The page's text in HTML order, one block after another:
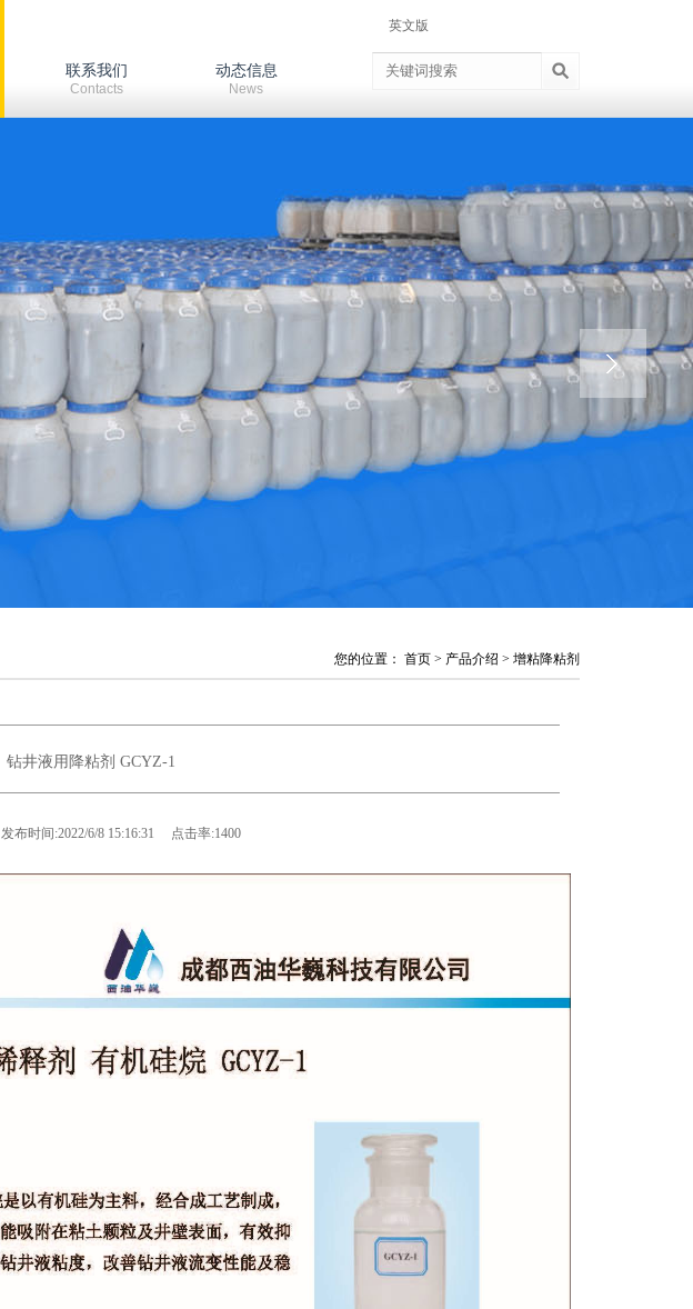
联系我们
Contacts
动态信息
News
英文版
您的位置： 首页 > 产品介绍 > 增粘降粘剂
钻井液用降粘剂 GCYZ-1
发布时间:2022/6/8 15:16:31 点击率:1400